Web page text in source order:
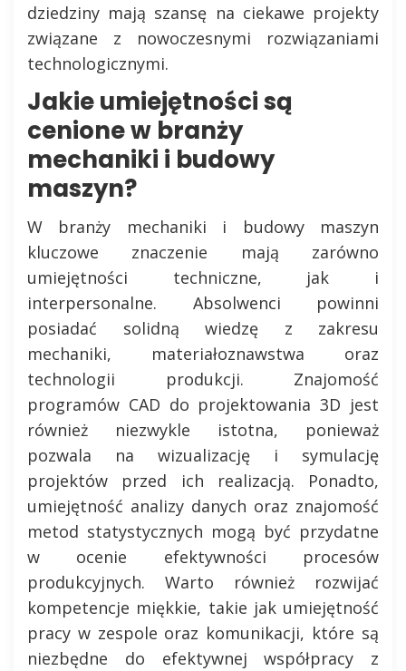
dziedziny mają szansę na ciekawe projekty
związane z nowoczesnymi rozwiązaniami
technologicznymi.
Jakie umiejętności są
cenione w branży
mechaniki i budowy
maszyn?
W branży mechaniki i budowy maszyn
kluczowe znaczenie mają zarówno
umiejętności techniczne, jak i
interpersonalne. Absolwenci powinni
posiadać solidną wiedzę z zakresu
mechaniki, materiałoznawstwa oraz
technologii produkcji. Znajomość
programów CAD do projektowania 3D jest
również niezwykle istotna, ponieważ
pozwala na wizualizację i symulację
projektów przed ich realizacją. Ponadto,
umiejętność analizy danych oraz znajomość
metod statystycznych mogą być przydatne
w ocenie efektywności procesów
produkcyjnych. Warto również rozwijać
kompetencje miękkie, takie jak umiejętność
pracy w zespole oraz komunikacji, które są
niezbędne do efektywnej współpracy z